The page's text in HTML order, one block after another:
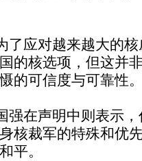
应对越来越大的核
的核选项，但这并
的可信度与可靠性
在声明中则表示，
核裁军的特殊和优
平。